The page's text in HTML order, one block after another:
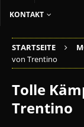
KONTAKT
STARTSEITE
von Trentino
Tolle
Trentino